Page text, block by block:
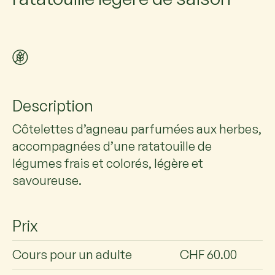
Description
Côtelettes d’agneau parfumées aux herbes,
accompagnées d’une ratatouille de
légumes frais et colorés, légère et
savoureuse.
Prix
Cours pour un adulte
CHF 60.00